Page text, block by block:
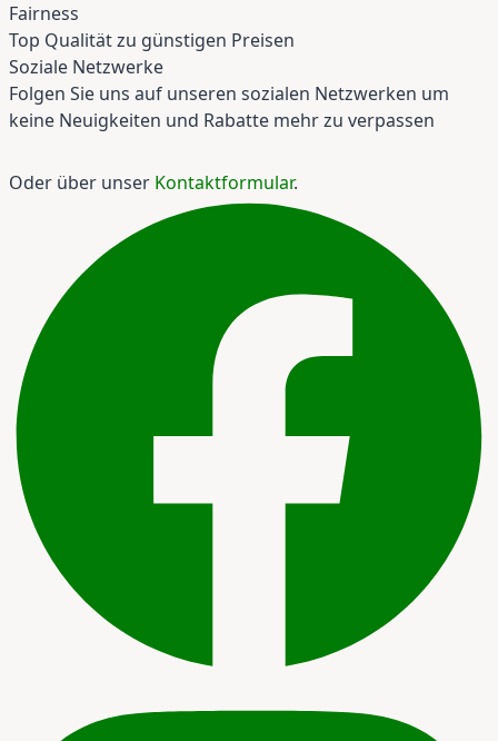
Fairness
Top Qualität zu günstigen Preisen
Soziale Netzwerke
Folgen Sie uns auf unseren sozialen Netzwerken um
keine Neuigkeiten und Rabatte mehr zu verpassen
Oder über unser Kontaktformular.